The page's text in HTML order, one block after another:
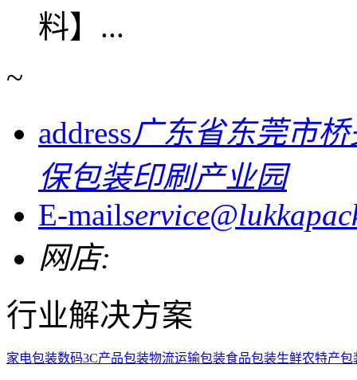
料】...
~
address广东省东莞市
保包装印刷产业园
E-mail
网店:
行业解决方案
家电包装数码3C产品包装物流运输包装食品包装生鲜农特产包